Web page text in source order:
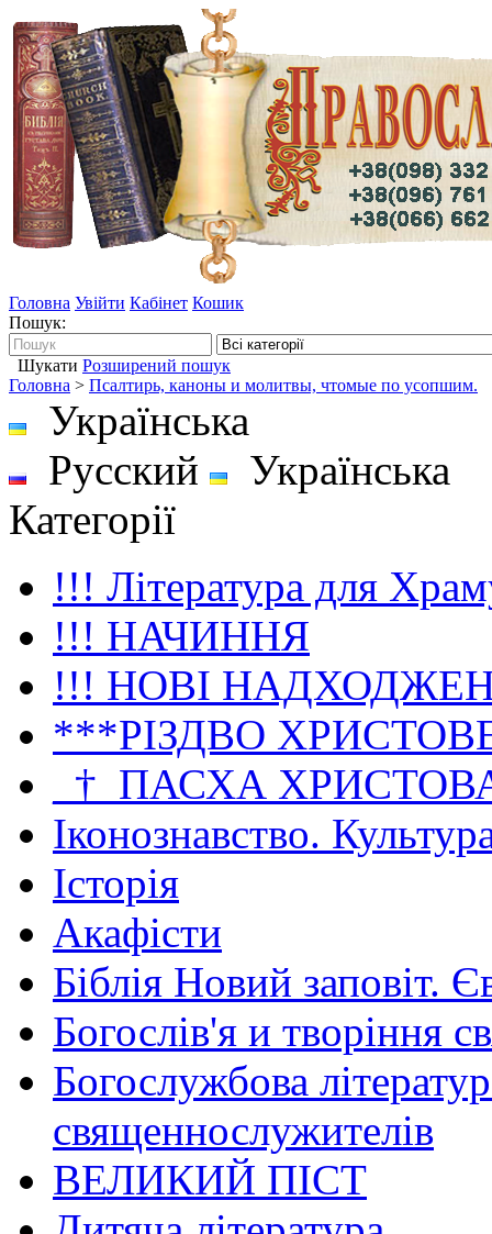
Головна Увійти Кабінет Кошик
Пошук:
Шукати Розширений пошук
Головна > Псалтирь, каноны и молитвы, чтомые по усопшим.
Українська
Русский
Українська
Категорії
!!! Література для
!!! НАЧИННЯ
!!! НОВІ
***РІЗДВО
_†_ПАСХА
Іконознавство.
Історія
Акафісти
Біблія Новий заповіт.
Богослів'я и творіння
Богослужбова
священнослужителів
ВЕЛИКИЙ ПІСТ